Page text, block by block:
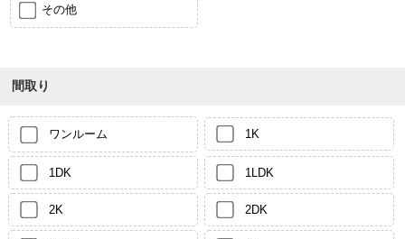
その他
間取り
ワンルーム 1K
1DK 1LDK
2K 2DK